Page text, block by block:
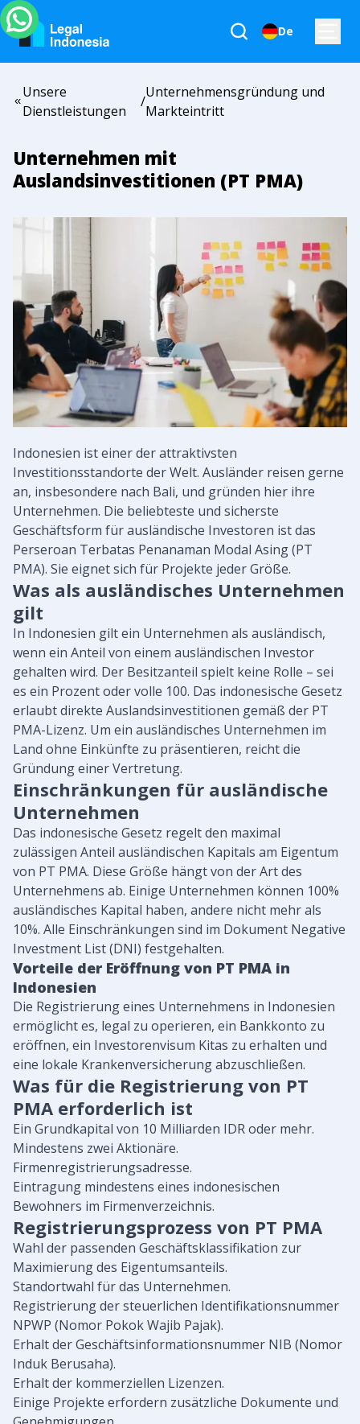
De
Unsere
Dienstleistungen
/
Unternehmensgründung und
Markteintritt
Unternehmen mit
Auslandsinvestitionen (PT PMA)
Indonesien ist einer der attraktivsten
Investitionsstandorte der Welt. Ausländer reisen gerne
an, insbesondere nach Bali, und gründen hier ihre
Unternehmen. Die beliebteste und sicherste
Geschäftsform für ausländische Investoren ist das
Perseroan Terbatas Penanaman Modal Asing (PT
PMA). Sie eignet sich für Projekte jeder Größe.
Was als ausländisches Unternehmen
gilt
In Indonesien gilt ein Unternehmen als ausländisch,
wenn ein Anteil von einem ausländischen Investor
gehalten wird. Der Besitzanteil spielt keine Rolle – sei
es ein Prozent oder volle 100. Das indonesische Gesetz
erlaubt direkte Auslandsinvestitionen gemäß der PT
PMA-Lizenz. Um ein ausländisches Unternehmen im
Land ohne Einkünfte zu präsentieren, reicht die
Gründung einer Vertretung.
Einschränkungen für ausländische
Unternehmen
Das indonesische Gesetz regelt den maximal
zulässigen Anteil ausländischen Kapitals am Eigentum
von PT PMA. Diese Größe hängt von der Art des
Unternehmens ab. Einige Unternehmen können 100%
ausländisches Kapital haben, andere nicht mehr als
10%. Alle Einschränkungen sind im Dokument Negative
Investment List (DNI) festgehalten.
Vorteile der Eröffnung von PT PMA in
Indonesien
Die Registrierung eines Unternehmens in Indonesien
ermöglicht es, legal zu operieren, ein Bankkonto zu
eröffnen, ein Investorenvisum Kitas zu erhalten und
eine lokale Krankenversicherung abzuschließen.
Was für die Registrierung von PT
PMA erforderlich ist
Ein Grundkapital von 10 Milliarden IDR oder mehr.
Mindestens zwei Aktionäre.
Firmenregistrierungsadresse.
Eintragung mindestens eines indonesischen
Bewohners im Firmenverzeichnis.
Registrierungsprozess von PT PMA
Wahl der passenden Geschäftsklassifikation zur
Maximierung des Eigentumsanteils.
Standortwahl für das Unternehmen.
Registrierung der steuerlichen Identifikationsnummer
NPWP (Nomor Pokok Wajib Pajak).
Erhalt der Geschäftsinformationsnummer NIB (Nomor
Induk Berusaha).
Erhalt der kommerziellen Lizenzen.
Einige Projekte erfordern zusätzliche Dokumente und